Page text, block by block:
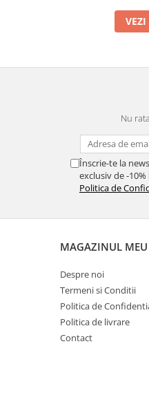
Nu
Înscrie-te la
exclusiv de -
Politica de
MAGAZINUL MEU
Despre noi
Termeni si Conditii
Politica de
Politica de livrare
Contact